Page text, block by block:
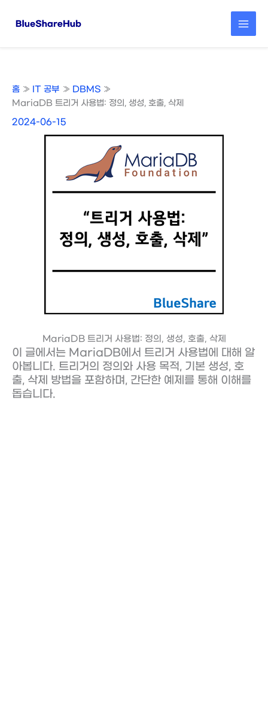
홈 IT 공부
DBMS
MariaDB 트리거 사용법: 정의, 생성, 호출, 삭제
2024-06-15
MariaDB 트리거 사용법: 정의, 생성, 호출, 삭제
이 글에서는 MariaDB에서 트리거 사용법에 대해 알
아봅니다. 트리거의 정의와 사용 목적, 기본 생성, 호
출, 삭제 방법을 포함하며, 간단한 예제를 통해 이해를
돕습니다.